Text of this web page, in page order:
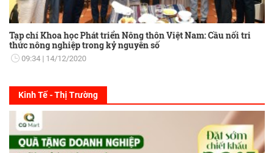
Tạp chí Khoa học Phát triển Nông thôn Việt Nam: Cầu nối tri
thức nông nghiệp trong kỷ nguyên số
09:34 14/12/2020
Kinh Tế - Thị Trường